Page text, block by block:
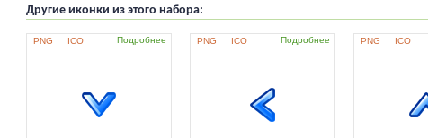
Другие иконки из этого набора:
PNG ICO Подробнее PNG ICO Подробнее PNG ICO